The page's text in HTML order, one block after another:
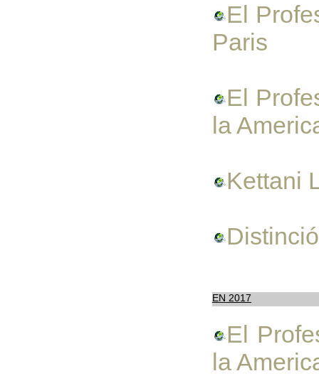
El
Paris
El
la
Kettani
EN 2017
El
la